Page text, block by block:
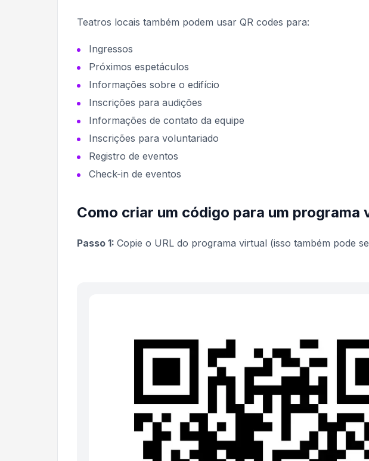
Teatros locais também podem usar QR codes para:
Ingressos
Próximos espetáculos
Informações sobre o edifício
Inscrições para audições
Informações de contato da equipe
Inscrições para voluntariado
Registro de eventos
Check-in de eventos
Como criar um código para um programa
Passo 1: Copie o URL do programa virtual (isso também pode